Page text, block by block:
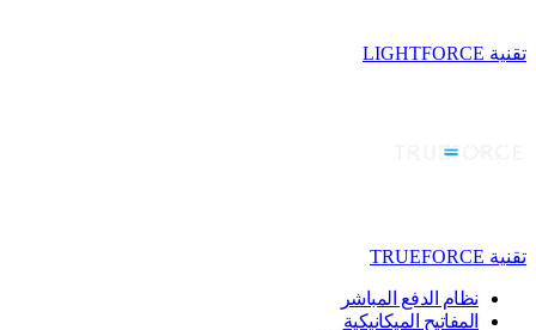
تقنية LIGHTFORCE
تقنية TRUEFORCE
نظام الدفع المباشر
المفاتيح الميكانيكية